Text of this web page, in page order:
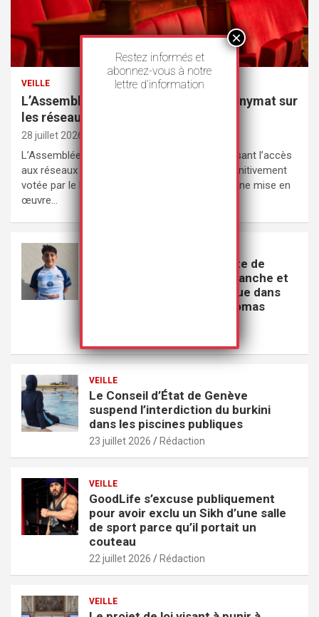
VEILLE
L’Assemblée nationale met fin à l’anonymat sur
les réseaux sociaux
28 juillet 2026
L’Assemblée nationale a adopté une loi interdisant l’accès
aux réseaux sociaux aux moins de 15 ans, définitivement
votée par le Parlement le 21 juillet 2026, avec une mise en
œuvre…
La circonstance aggravante de
racisme contre « la race blanche et
la nation française » retenue dans
l’affaire du meurtre de Thomas
VEILLE
Le Conseil d’État de Genève
suspend l’interdiction du burkini
dans les piscines publiques
23 juillet 2026 Rédaction
VEILLE
GoodLife s’excuse publiquement
pour avoir exclu un Sikh d’une salle
de sport parce qu’il portait un
couteau
22 juillet 2026 Rédaction
VEILLE
Restez informés et
abonnez-vous à notre
lettre d’information